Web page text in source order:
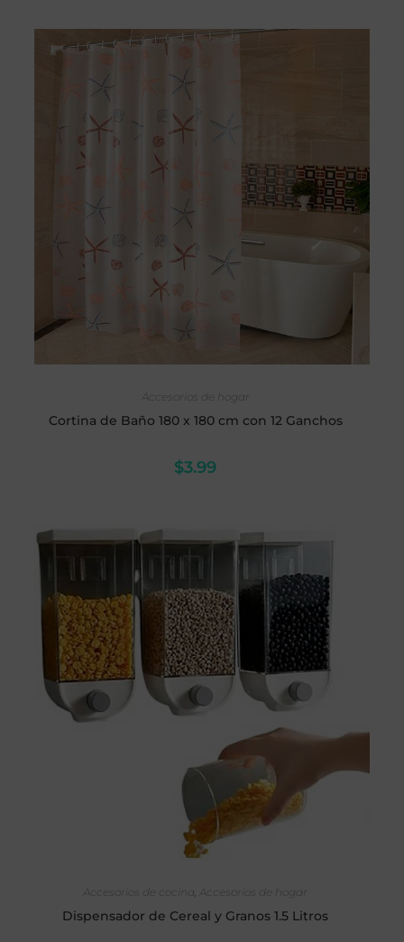
Accesorios de hogar
Cortina de Baño 180 x 180 cm con 12 Ganchos
$3.99
Accesorios de cocina, Accesorios de hogar
Dispensador de Cereal y Granos 1.5 Litros